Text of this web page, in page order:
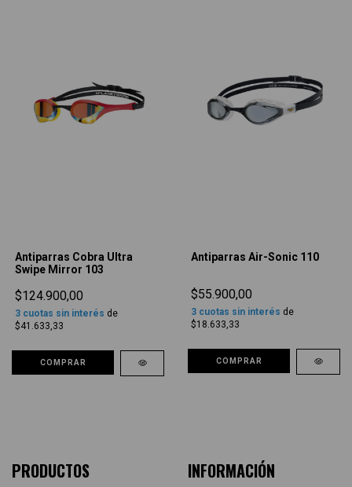
Antiparras Cobra Ultra
Swipe Mirror 103
$124.900,00
3 cuotas sin interés de
$41.633,33
COMPRAR
Antiparras Air-Sonic 110
$55.900,00
3 cuotas sin interés de
$18.633,33
COMPRAR
PRODUCTOS INFORMACIÓN